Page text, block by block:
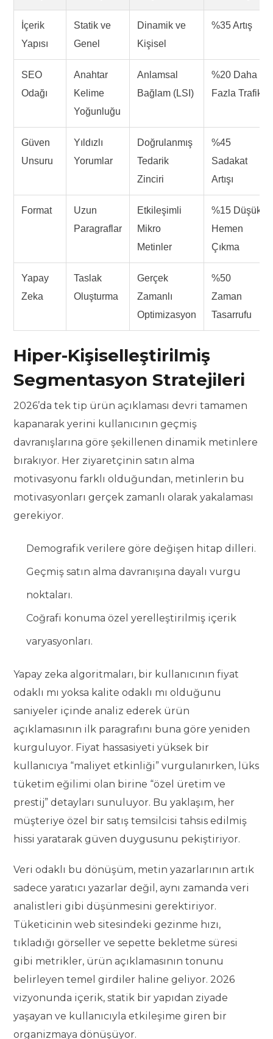
İçerik
Yapısı
Statik ve
Genel
Dinamik ve
Kişisel
%35 Artış
SEO
Odağı
Anahtar
Kelime
Yoğunluğu
Anlamsal
Bağlam (LSI)
%20 Daha
Fazla Trafik
Güven
Unsuru
Yıldızlı
Yorumlar
Doğrulanmış
Tedarik
Zinciri
%45
Sadakat
Artışı
Format
Uzun
Paragraflar
Etkileşimli
Mikro
Metinler
%15 Düşük
Hemen
Çıkma
Yapay
Zeka
Taslak
Oluşturma
Gerçek
Zamanlı
Optimizasyon
%50
Zaman
Tasarrufu
Hiper-Kişiselleştirilmiş
Segmentasyon Stratejileri
2026’da tek tip ürün açıklaması devri tamamen
kapanarak yerini kullanıcının geçmiş
davranışlarına göre şekillenen dinamik metinlere
bırakıyor. Her ziyaretçinin satın alma
motivasyonu farklı olduğundan, metinlerin bu
motivasyonları gerçek zamanlı olarak yakalaması
gerekiyor.
Demografik verilere göre değişen hitap dilleri.
Geçmiş satın alma davranışına dayalı vurgu
noktaları.
Coğrafi konuma özel yerelleştirilmiş içerik
varyasyonları.
Yapay zeka algoritmaları, bir kullanıcının fiyat
odaklı mı yoksa kalite odaklı mı olduğunu
saniyeler içinde analiz ederek ürün
açıklamasının ilk paragrafını buna göre yeniden
kurguluyor. Fiyat hassasiyeti yüksek bir
kullanıcıya “maliyet etkinliği” vurgulanırken, lüks
tüketim eğilimi olan birine “özel üretim ve
prestij” detayları sunuluyor. Bu yaklaşım, her
müşteriye özel bir satış temsilcisi tahsis edilmiş
hissi yaratarak güven duygusunu pekiştiriyor.
Veri odaklı bu dönüşüm, metin yazarlarının artık
sadece yaratıcı yazarlar değil, aynı zamanda veri
analistleri gibi düşünmesini gerektiriyor.
Tüketicinin web sitesindeki gezinme hızı,
tıkladığı görseller ve sepette bekletme süresi
gibi metrikler, ürün açıklamasının tonunu
belirleyen temel girdiler haline geliyor. 2026
vizyonunda içerik, statik bir yapıdan ziyade
yaşayan ve kullanıcıyla etkileşime giren bir
organizmaya dönüşüyor.